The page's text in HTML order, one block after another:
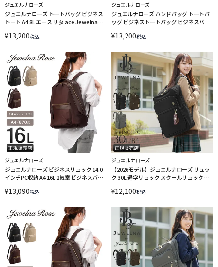
ジュエルナローズ
ジュエルナローズ トートバッグ ビジネス
トート A4 8L エース リタ ace Jewelna
¥13,200税込
ジュエルナローズ
ジュエルナローズ ハンドバッグ トートバ
ッグ ビジネストートバッグ ビジネスバッ
Rose 10755【在庫限り】 LINECPN
¥13,200税込
ジュエルナローズ
ジュエルナローズ ビジネスリュック 14.0
インチPC収納 A4 16L 2気室 ビジネスバッ
¥13,090税込
ジュエルナローズ
【2026モデル】ジュエルナローズ リュッ
ク 30L 通学リュック スクールリュック ス
Jewelna Rose 68914
¥12,100税込